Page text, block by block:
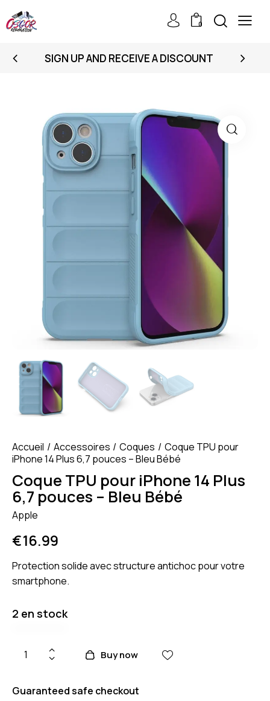
0
SIGN UP AND RECEIVE A DISCOUNT
Accueil Accessoires Coques
Coque TPU pour
iPhone 14 Plus 6,7 pouces – Bleu Bébé
Coque TPU pour iPhone 14 Plus
6,7 pouces – Bleu Bébé
Apple
€16.99
Protection solide avec structure antichoc pour votre
smartphone.
2 en stock
Buy now
Guaranteed safe checkout